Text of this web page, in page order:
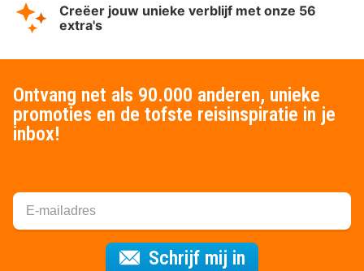
Creëer jouw unieke verblijf met onze 56
extra's
Ontvang net als 90.000 anderen, unieke
promoties en de tofste reisinspiratie in je
inbox!
Schrijf mij in